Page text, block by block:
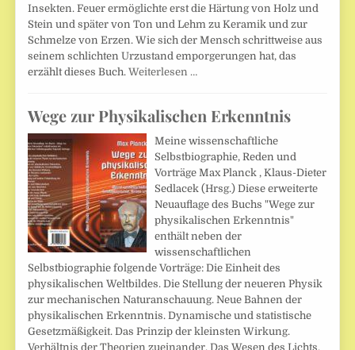
Insekten. Feuer ermöglichte erst die Härtung von Holz und
Stein und später von Ton und Lehm zu Keramik und zur
Schmelze von Erzen. Wie sich der Mensch schrittweise aus
seinem schlichten Urzustand emporgerungen hat, das
erzählt dieses Buch.Weiterlesen …
Wege zur Physikalischen Erkenntnis
Meine wissenschaftliche
Selbstbiographie, Reden und
Vorträge Max Planck , Klaus-Dieter
Sedlacek (Hrsg.) Diese erweiterte
Neuauflage des Buchs "Wege zur
physikalischen Erkenntnis"
enthält neben der
wissenschaftlichen
Selbstbiographie folgende Vorträge: Die Einheit des
physikalischen Weltbildes. Die Stellung der neueren Physik
zur mechanischen Naturanschauung. Neue Bahnen der
physikalischen Erkenntnis. Dynamische und statistische
Gesetzmäßigkeit. Das Prinzip der kleinsten Wirkung.
Verhältnis der Theorien zueinander. Das Wesen des Lichts.